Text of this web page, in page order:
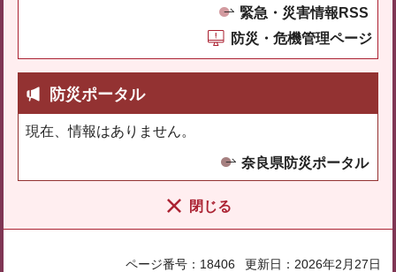
緊急・災害情報RSS
防災・危機管理ページ
防災ポータル
現在、情報はありません。
奈良県防災ポータル
閉じる
ページ番号：18406 更新日：2026年2月27日